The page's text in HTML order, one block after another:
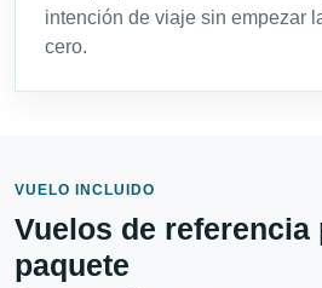
intención de viaje sin empezar
cero.
VUELO INCLUIDO
Vuelos de referencia
paquete